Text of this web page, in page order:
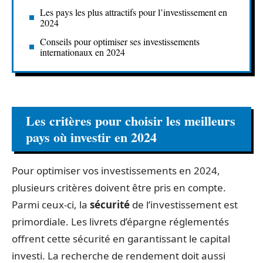
Les pays les plus attractifs pour l’investissement en
2024
Conseils pour optimiser ses investissements
internationaux en 2024
Les critères pour choisir les meilleurs
pays où investir en 2024
Pour optimiser vos investissements en 2024,
plusieurs critères doivent être pris en compte.
Parmi ceux-ci, la sécurité de l’investissement est
primordiale. Les livrets d’épargne réglementés
offrent cette sécurité en garantissant le capital
investi. La recherche de rendement doit aussi